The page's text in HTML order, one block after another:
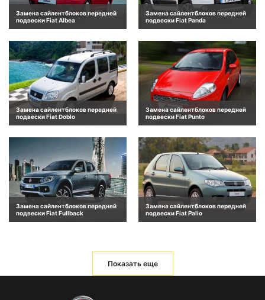
Замена сайлентблоков передней
подвески Fiat Albea
Замена сайлентблоков передней
подвески Fiat Panda
Замена сайлентблоков передней
подвески Fiat Doblo
Замена сайлентблоков передней
подвески Fiat Punto
Замена сайлентблоков передней
подвески Fiat Fullback
Замена сайлентблоков передней
подвески Fiat Palio
Показать еще